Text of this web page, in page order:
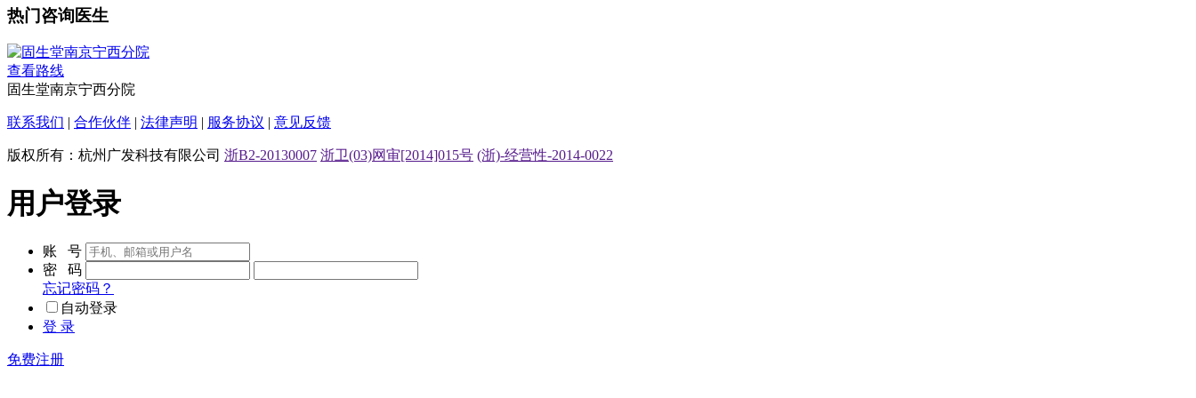
热门咨询医生
查看路线
固生堂南京宁西分院
联系我们 合作伙伴 法律声明 服务协议 意见反馈
版权所有：杭州广发科技有限公司 浙B2-20130007 浙卫(03)网审[2014]015号 (浙)-经营性-2014-0022
用户登录
账 号
密 码
忘记密码？
自动登录
登 录
免费注册